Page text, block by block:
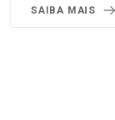
SAIBA MAIS